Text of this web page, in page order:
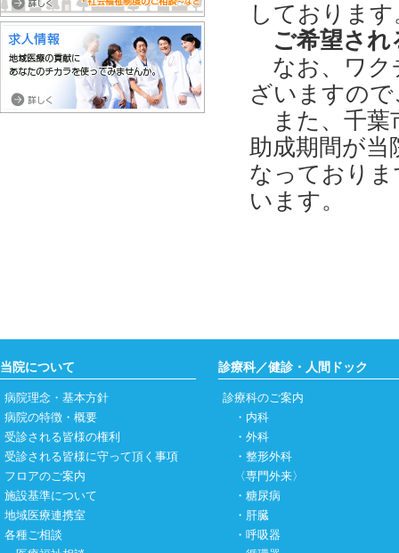
しております
ご希望さ
なお、ワク
ざいますの
また、千葉
助成期間が当
なっており
います。
当院について
病院理念・基本方針
病院の特徴・概要
受診される皆様の権利
受診される皆様に守って頂く事項
フロアのご案内
施設基準について
地域医療連携室
各種ご相談
診療科／健診・人間ドック
診療科のご案内
・ 内科
・ 外科
・ 整形外科
〈専門外来〉
・ 糖尿病
・ 肝臓
・ 呼吸器